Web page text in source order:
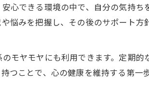
方
用
心できる環境の中で、自分の気持ち
悩みを把握し、その後のサポート方
モヤモヤにも利用できます。定期的
ことで、心の健康を維持する第一歩